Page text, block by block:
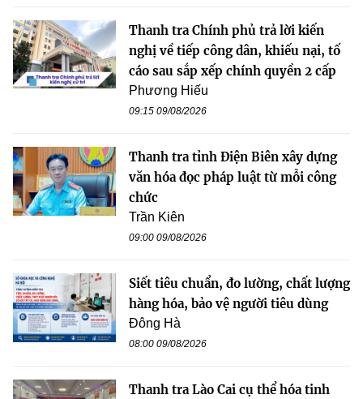
Thanh tra Chính phủ trả lời kiến
nghị về tiếp công dân, khiếu nại, tố
cáo sau sắp xếp chính quyền 2 cấp
Phương Hiếu
09:15 09/08/2026
Thanh tra tỉnh Điện Biên xây dựng
văn hóa đọc pháp luật từ mỗi công
chức
Trần Kiên
09:00 09/08/2026
Siết tiêu chuẩn, đo lường, chất lượng
hàng hóa, bảo vệ người tiêu dùng
Đông Hà
08:00 09/08/2026
Thanh tra Lào Cai cụ thể hóa tinh